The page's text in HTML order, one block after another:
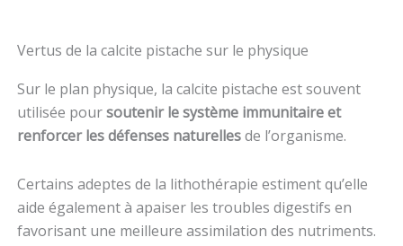
Vertus de la calcite pistache sur le physique
Sur le plan physique, la calcite pistache est souvent
utilisée poursoutenir le système immunitaire et
renforcer les défenses naturellesde l’organisme.
Certains adeptes de la lithothérapie estiment qu’elle
aide également à apaiser les troubles digestifs en
favorisant une meilleure assimilation des nutriments.